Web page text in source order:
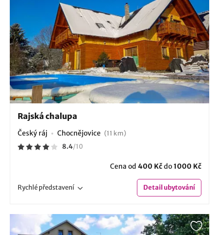
Rajská chalupa
Český ráj Chocnějovice (11 km)
8.4/10
Cena od 400 Kčdo1000 Kč
Rychlépředstavení Detailubytování